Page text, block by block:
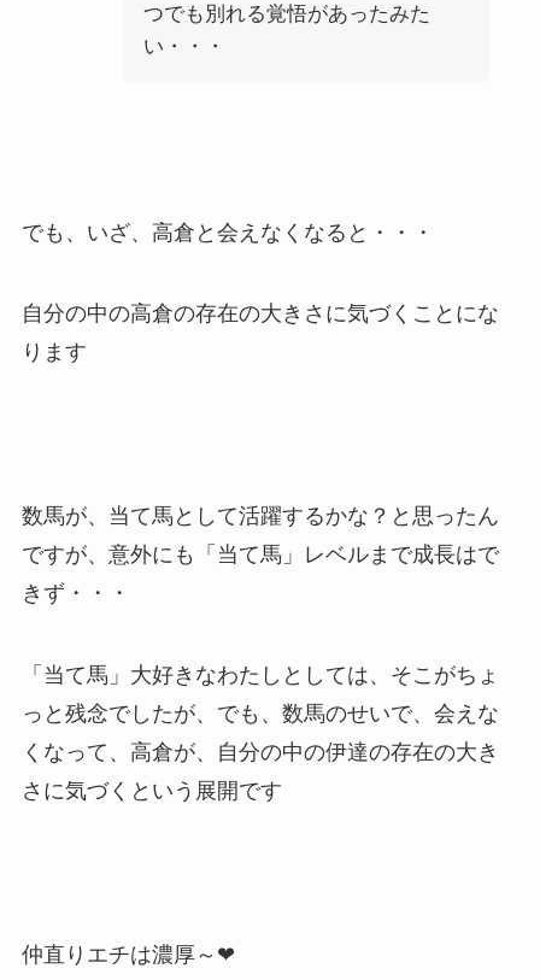
つでも別れる覚悟があったみた
い・・・
でも、いざ、高倉と会えなくなると・・・
自分の中の高倉の存在の大きさに気づくことにな
ります
数馬が、当て馬として活躍するかな？と思ったん
ですが、意外にも「当て馬」レベルまで成長はで
きず・・・
「当て馬」大好きなわたしとしては、そこがちょ
っと残念でしたが、でも、数馬のせいで、会えな
くなって、高倉が、自分の中の伊達の存在の大き
さに気づくという展開です
仲直りエチは濃厚～❤